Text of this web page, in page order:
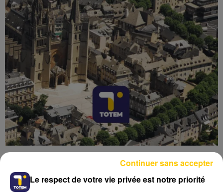
Le respect de votre vie privée est notre priorité
Continuer sans accepter